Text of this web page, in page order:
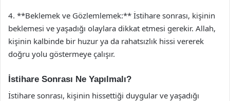
4. **Beklemek ve Gözlemlemek:** İstihare sonrası, kişinin
beklemesi ve yaşadığı olaylara dikkat etmesi gerekir. Allah,
kişinin kalbinde bir huzur ya da rahatsızlık hissi vererek
doğru yolu göstermeye çalışır.
İstihare Sonrası Ne Yapılmalı?
İstihare sonrası, kişinin hissettiği duygular ve yaşadığı